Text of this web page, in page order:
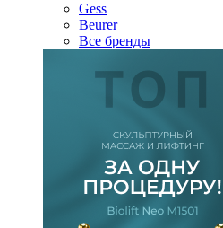
Gess
Beurer
Все бренды